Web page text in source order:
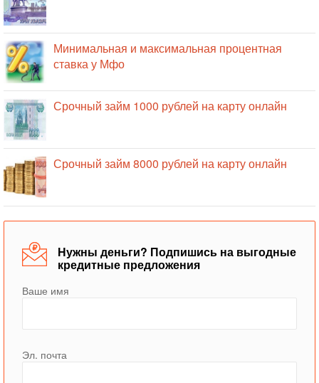
Минимальная и максимальная процентная
ставка у Мфо
Срочный займ 1000 рублей на карту онлайн
Срочный займ 8000 рублей на карту онлайн
Нужны деньги? Подпишись на выгодные
кредитные предложения
Ваше имя
Эл. почта